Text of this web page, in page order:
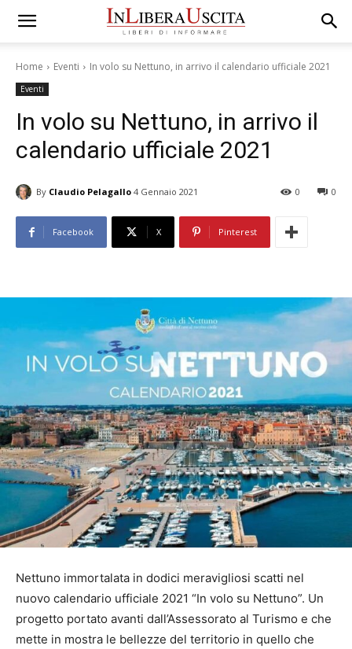
Home Eventi In volo su Nettuno, in arrivo il calendario ufficiale 2021
Eventi
In volo su Nettuno, in arrivo il
calendario ufficiale 2021
By Claudio Pelagallo 4 Gennaio 2021 0
0
Facebook X Pinterest
Nettuno immortalata in dodici meravigliosi scatti nel
nuovo calendario ufficiale 2021 “In volo su Nettuno”. Un
progetto portato avanti dall’Assessorato al Turismo e che
mette in mostra le bellezze del territorio in quello che